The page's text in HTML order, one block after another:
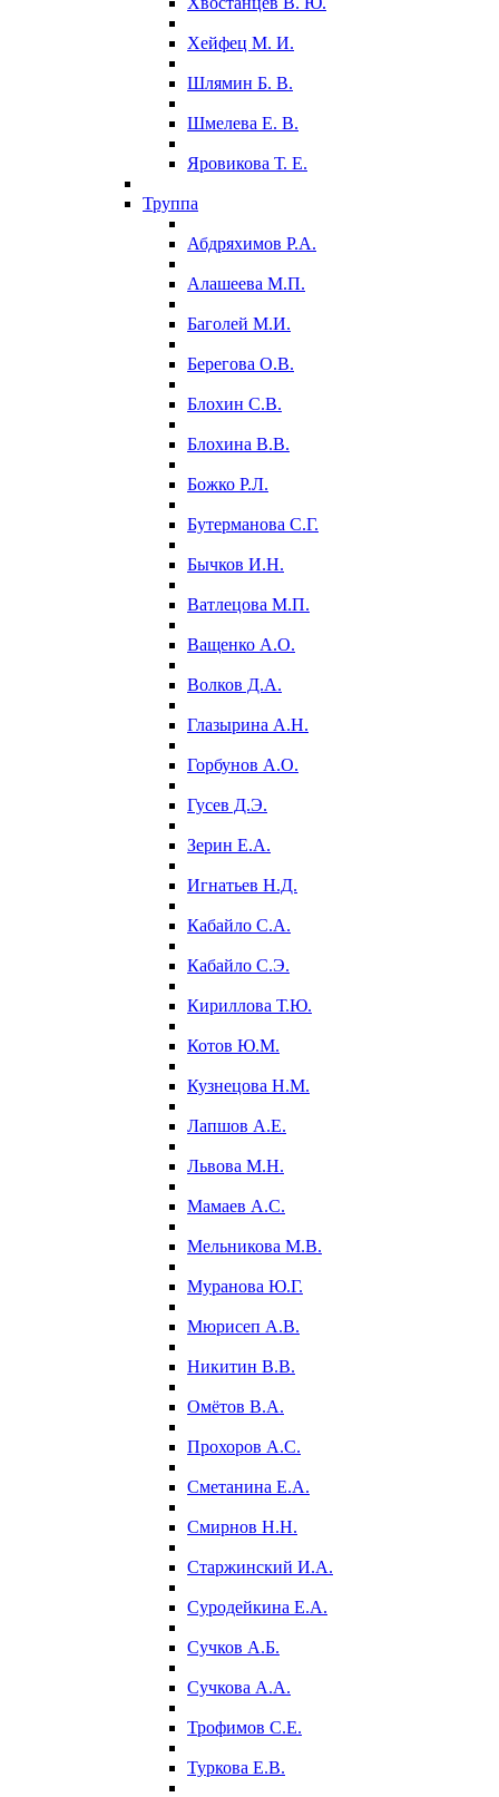
Хейфец М. И.
Шлямин Б. В.
Шмелева Е. В.
Яровикова Т. Е.
Труппа
Абдряхимов Р.А.
Алашеева М.П.
Баголей М.И.
Берегова О.В.
Блохин С.В.
Блохина В.В.
Божко Р.Л.
Бутерманова С.Г.
Бычков И.Н.
Ватлецова М.П.
Ващенко А.О.
Волков Д.А.
Глазырина А.Н.
Горбунов А.О.
Гусев Д.Э.
Зерин Е.А.
Игнатьев Н.Д.
Кабайло С.А.
Кабайло С.Э.
Кириллова Т.Ю.
Котов Ю.М.
Кузнецова Н.М.
Лапшов А.Е.
Львова М.Н.
Мамаев А.С.
Мельникова М.В.
Муранова Ю.Г.
Мюрисеп А.В.
Никитин В.В.
Омётов В.А.
Прохоров А.С.
Сметанина Е.А.
Смирнов Н.Н.
Старжинский И.А.
Суродейкина Е.А.
Сучков А.Б.
Сучкова А.А.
Трофимов С.Е.
Туркова Е.В.